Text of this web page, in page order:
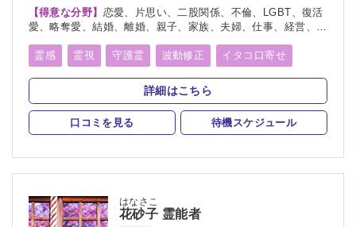
【得意な分野】 恋愛、片思い、二股関係、不倫、LGBT、復活
愛、略奪愛、結婚、離婚、親子、家族、夫婦、仕事、経営、適
霊感
霊視 守護霊 波動修正 イタコ口寄せ
詳細はこちら
口コミを見る 待機スケジュール
花砂子
はなさこ
霊能者